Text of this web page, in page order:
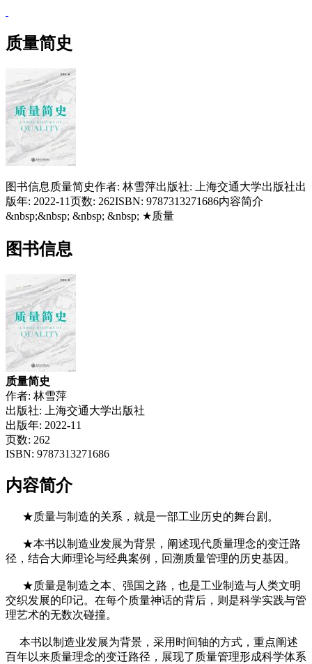
质量简史
图书信息质量简史作者: 林雪萍出版社: 上海交通大学出版社出
版年: 2022-11页数: 262ISBN: 9787313271686内容简介
&nbsp;&nbsp; &nbsp; &nbsp; ★质量
图书信息
质量简史
作者: 林雪萍
出版社: 上海交通大学出版社
出版年: 2022-11
页数: 262
ISBN: 9787313271686
内容简介
★质量与制造的关系，就是一部工业历史的舞台剧。
★本书以制造业发展为背景，阐述现代质量理念的变迁路
径，结合大师理论与经典案例，回溯质量管理的历史基因。
★质量是制造之本、强国之路，也是工业制造与人类文明
交织发展的印记。在每个质量神话的背后，则是科学实践与管
理艺术的无数次碰撞。
本书以制造业发展为背景，采用时间轴的方式，重点阐述
百年以来质量理念的变迁路径，展现了质量管理形成科学体系